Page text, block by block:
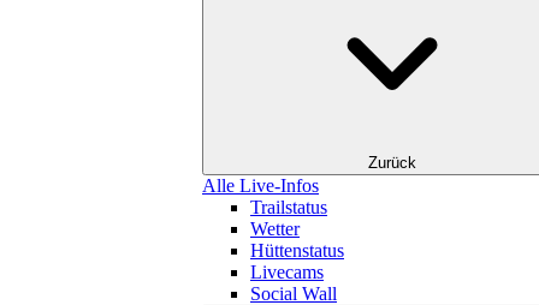
Zurück
Alle Live-Infos
Trailstatus
Wetter
Hüttenstatus
Livecams
Social Wall